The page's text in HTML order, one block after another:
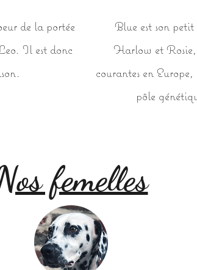
de la portée
Il est donc
Blue est son
Harlow et Rosie,
courantes en
pôle
femelles